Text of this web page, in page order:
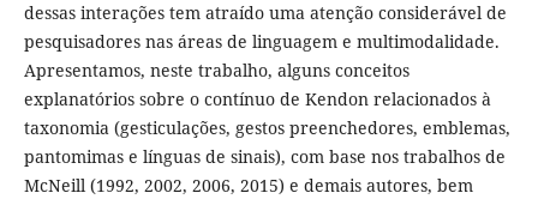
dessas interações tem atraído uma atenção considerável de
pesquisadores nas áreas de linguagem e multimodalidade.
Apresentamos, neste trabalho, alguns conceitos
explanatórios sobre o contínuo de Kendon relacionados à
taxonomia (gesticulações, gestos preenchedores, emblemas,
pantomimas e línguas de sinais), com base nos trabalhos de
McNeill (1992, 2002, 2006, 2015) e demais autores, bem